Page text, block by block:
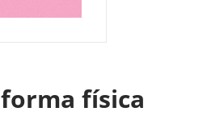
física